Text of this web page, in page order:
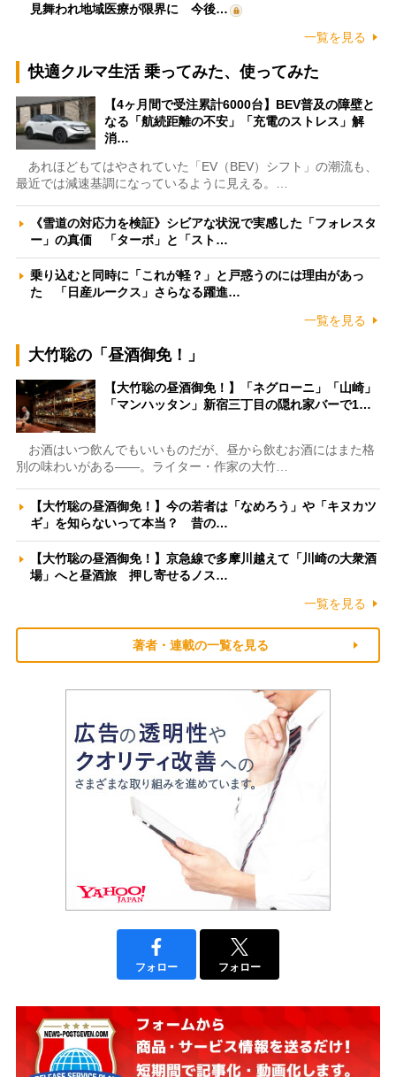
見舞われ地域医療が限界に 今後…
一覧を見る
快適クルマ生活 乗ってみた、使ってみた
【4ヶ月間で受注累計6000台】BEV普及の障壁と
なる「航続距離の不安」「充電のストレス」解
消…
あれほどもてはやされていた「EV（BEV）シフト」の潮流も、
最近では減速基調になっているように見える。…
《雪道の対応力を検証》シビアな状況で実感した「フォレスタ
ー」の真価 「ターボ」と「スト…
乗り込むと同時に「これが軽？」と戸惑うのには理由があっ
た 「日産ルークス」さらなる躍進…
一覧を見る
大竹聡の「昼酒御免！」
【大竹聡の昼酒御免！】「ネグローニ」「山崎」
「マンハッタン」新宿三丁目の隠れ家バーで1…
お酒はいつ飲んでもいいものだが、昼から飲むお酒にはまた格
別の味わいがある――。ライター・作家の大竹…
【大竹聡の昼酒御免！】今の若者は「なめろう」や「キヌカツ
ギ」を知らないって本当？ 昔の…
【大竹聡の昼酒御免！】京急線で多摩川越えて「川崎の大衆酒
場」へと昼酒旅 押し寄せるノス…
一覧を見る
著者・連載の一覧を見る
フォロー フォロー